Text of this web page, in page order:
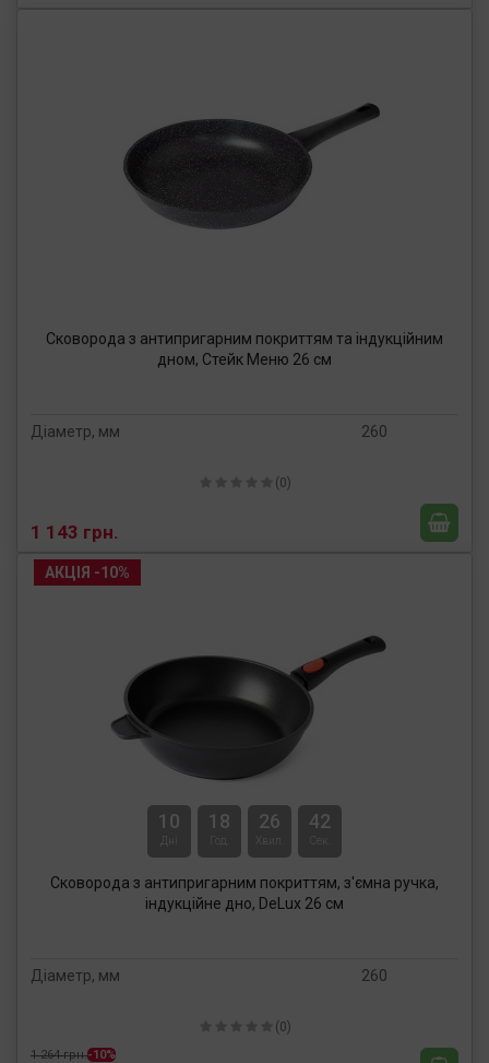
Сковорода з антипригарним покриттям та індукційним
дном, Стейк Меню 26 см
Діаметр, мм 260
(0)
1 143 грн.
АКЦІЯ -10%
10
Дні
18
Год.
26
Хвил.
41
Сек.
Сковорода з антипригарним покриттям, з'ємна ручка,
індукційне дно, DeLux 26 см
Діаметр, мм 260
(0)
1 264 грн.-10%